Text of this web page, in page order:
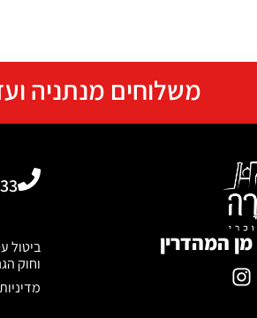
משלוחים מנתניה
המהדרין
וחוק